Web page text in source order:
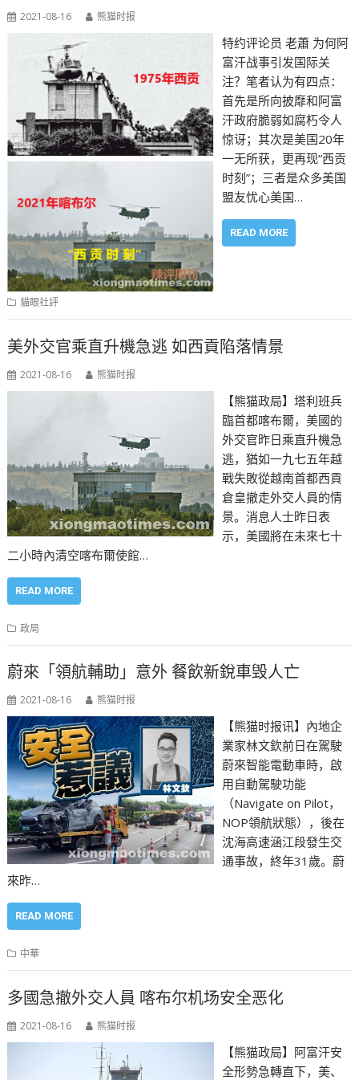
2021-08-16 熊猫时报
特约评论员 老蕭 为何阿
富汗战事引发国际关
注？笔者认为有四点：
首先是所向披靡和阿富
汗政府脆弱如腐朽令人
惊讶；其次是美国20年
一无所获，更再现“西贡
时刻”；三者是众多美国
盟友忧心美国…
READ MORE
貓眼社評
美外交官乘直升機急逃 如西貢陷落情景
2021-08-16 熊猫时报
【熊猫政局】塔利班兵
臨首都喀布爾，美國的
外交官昨日乘直升機急
逃，猶如一九七五年越
戰失敗從越南首都西貢
倉皇撤走外交人員的情
景。消息人士昨日表
示，美國將在未來七十
二小時內清空喀布爾使館…
READ MORE
政局
蔚來「領航輔助」意外 餐飲新銳車毁人亡
2021-08-16 熊猫时报
【熊猫时报讯】內地企
業家林文欽前日在駕駛
蔚來智能電動車時，啟
用自動駕駛功能
（Navigate on Pilot，
NOP領航狀態），後在
沈海高速涵江段發生交
通事故，終年31歲。蔚
來昨…
READ MORE
中華
多國急撤外交人員 喀布尔机场安全恶化
2021-08-16 熊猫时报
【熊猫政局】阿富汗安
全形勢急轉直下，美、